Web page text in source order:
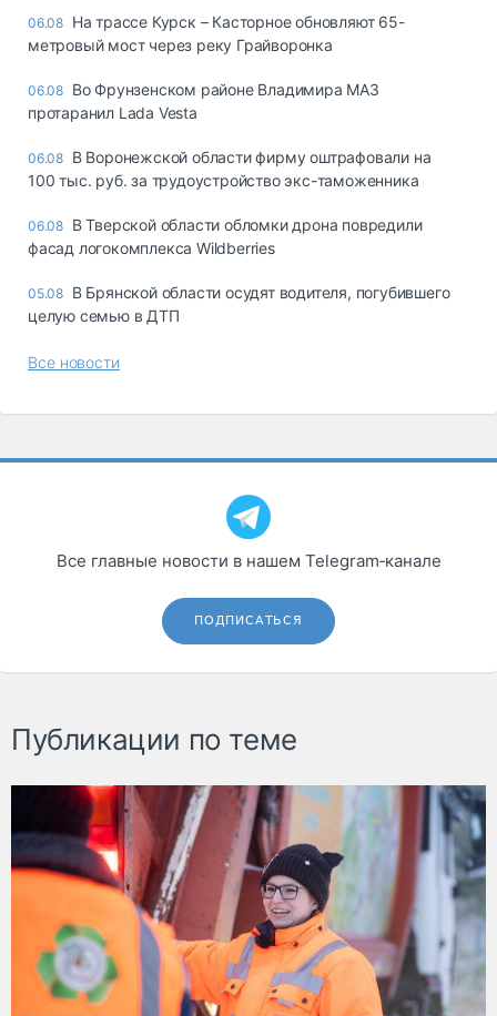
06.08 На трассе Курск – Касторное обновляют 65-
метровый мост через реку Грайворонка
06.08 Во Фрунзенском районе Владимира МАЗ
протаранил Lada Vesta
06.08 В Воронежской области фирму оштрафовали на
100 тыс. руб. за трудоустройство экс-таможенника
06.08 В Тверской области обломки дрона повредили
фасад логокомплекса Wildberries
05.08 В Брянской области осудят водителя, погубившего
целую семью в ДТП
Все новости
Все главные новости в нашем Telegram‑канале
ПОДПИСАТЬСЯ
Публикации по теме